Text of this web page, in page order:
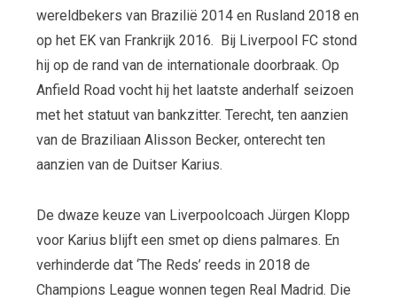
wereldbekers van Brazilië 2014 en Rusland 2018 en
op het EK van Frankrijk 2016. Bij Liverpool FC stond
hij op de rand van de internationale doorbraak. Op
Anfield Road vocht hij het laatste anderhalf seizoen
met het statuut van bankzitter. Terecht, ten aanzien
van de Braziliaan Alisson Becker, onterecht ten
aanzien van de Duitser Karius.
De dwaze keuze van Liverpoolcoach Jürgen Klopp
voor Karius blijft een smet op diens palmares. En
verhinderde dat ‘The Reds’ reeds in 2018 de
Champions League wonnen tegen Real Madrid. Die